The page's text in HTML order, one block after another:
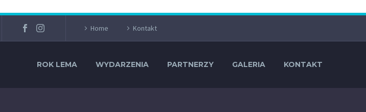
Home Kontakt
ROK LEMA WYDARZENIA PARTNERZY GALERIA KONTAKT